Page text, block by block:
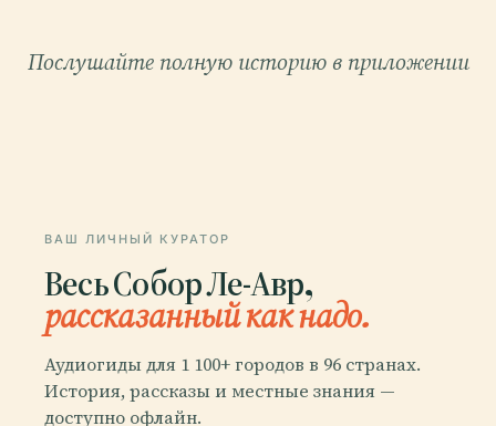
Послушайте полную историю в приложении
ВАШ ЛИЧНЫЙ КУРАТОР
Весь Собор Ле-Авр,
рассказанный как надо.
Аудиогиды для 1 100+ городов в 96 странах.
История, рассказы и местные знания —
доступно офлайн.